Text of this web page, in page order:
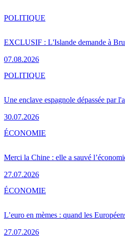
EXCLUSIF : L'Islande demande à
07.08.2026
POLITIQUE
Une enclave espagnole dépassée par
30.07.2026
POLITIQUE
Merci la Chine : elle a sauvé
27.07.2026
ÉCONOMIE
L’euro en mèmes : quand les
27.07.2026
ÉCONOMIE